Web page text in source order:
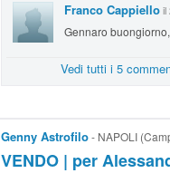
Franco Cappielloil
Gennaro
Vedi tutti i 5
Genny Astrofilo- NAPOLI
VENDO | per